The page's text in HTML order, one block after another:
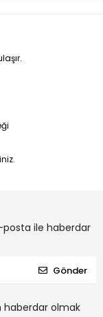
ile haberdar
Gönder
haberdar olmak